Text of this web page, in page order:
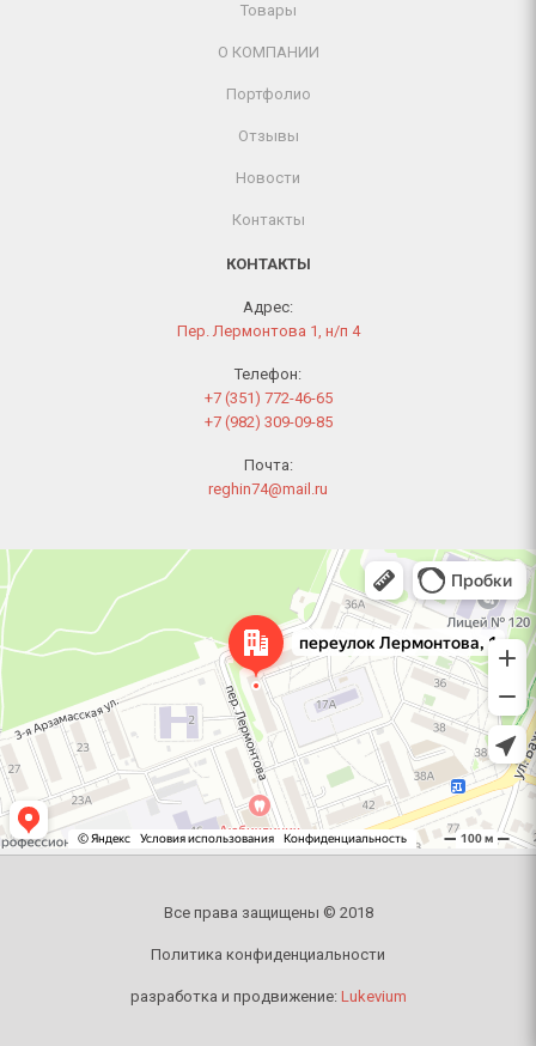
Товары
О КОМПАНИИ
Портфолио
Отзывы
Новости
Контакты
КОНТАКТЫ
Адрес:
Пер. Лермонтова 1, н/п 4
Телефон:
+7 (351) 772-46-65
+7 (982) 309-09-85
Почта:
reghin74@mail.ru
Челябинск
Переулок Лермонтова, 1 — Яндекс Карты
Все права защищены © 2018
Политика конфиденциальности
разработка и продвижение: Lukevium